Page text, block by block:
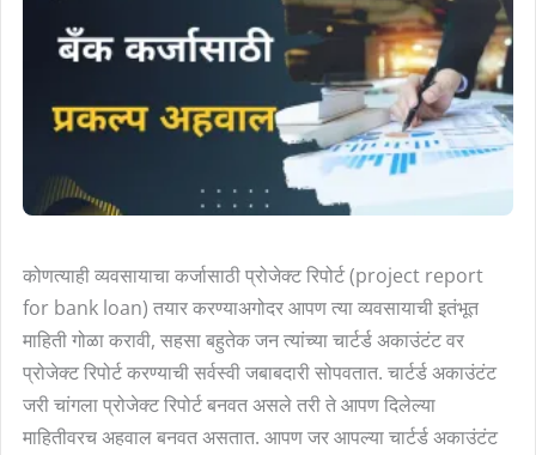
कोणत्याही व्यवसायाचा कर्जासाठी प्रोजेक्ट रिपोर्ट (project report
for bank loan) तयार करण्याअगोदर आपण त्या व्यवसायाची इतंभूत
माहिती गोळा करावी, सहसा बहुतेक जन त्यांच्या चार्टर्ड अकाउंटंट वर
प्रोजेक्ट रिपोर्ट करण्याची सर्वस्वी जबाबदारी सोपवतात. चार्टर्ड अकाउंटंट
जरी चांगला प्रोजेक्ट रिपोर्ट बनवत असले तरी ते आपण दिलेल्या
माहितीवरच अहवाल बनवत असतात. आपण जर आपल्या चार्टर्ड अकाउंटंट
करावा
Report
Bank
Loan
Marathi)